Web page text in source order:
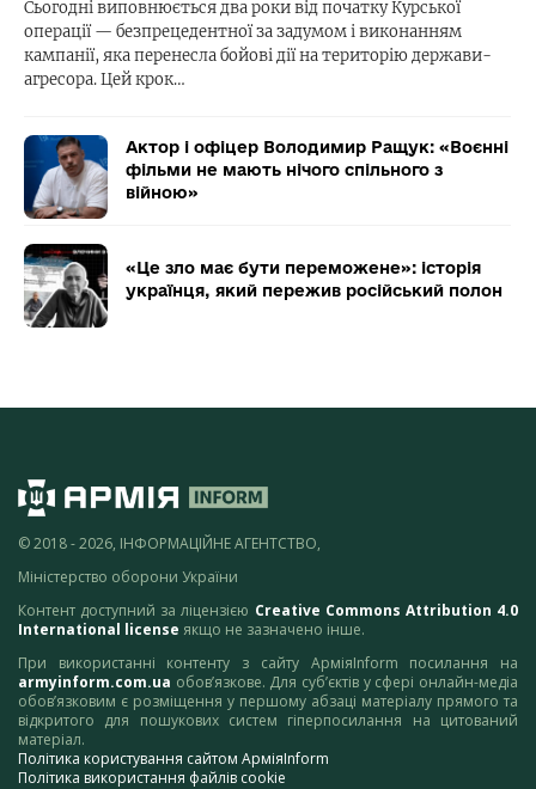
Сьогодні виповнюється два роки від початку Курської
операції — безпрецедентної за задумом і виконанням
кампанії, яка перенесла бойові дії на територію держави-
агресора. Цей крок…
Актор і офіцер Володимир Ращук: «Воєнні
фільми не мають нічого спільного з
війною»
«Це зло має бути переможене»: історія
українця, який пережив російський полон
© 2018 - 2026, ІНФОРМАЦІЙНЕ АГЕНТСТВО,
Міністерство оборони України
Контент доступний за ліцензією Creative Commons Attribution 4.0
International license якщо не зазначено інше.
При використанні контенту з сайту АрміяInform посилання на
armyinform.com.ua обов’язкове. Для суб’єктів у сфері онлайн-медіа
обов’язковим є розміщення у першому абзаці матеріалу прямого та
відкритого для пошукових систем гіперпосилання на цитований
матеріал.
Політика користування сайтом АрміяInform
Політика використання файлів cookie